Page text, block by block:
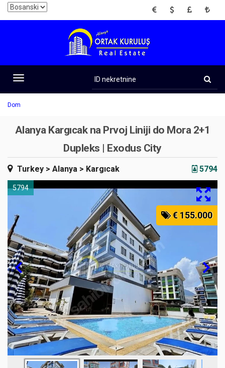
EUR USD GBP TRY
Toggle
navigation
nekretnine
Dom
Alanya Kargıcak na Prvoj Liniji do Mora 2+1
Dupleks | Exodus City
Turkey > Alanya > Kargıcak 5794
5794
€ 155.000